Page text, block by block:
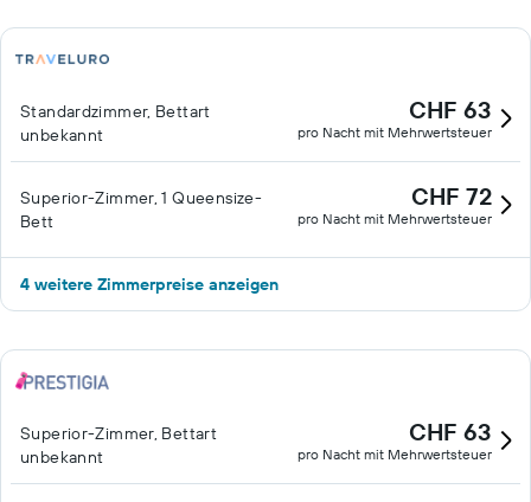
Standardzimmer, Bettart
unbekannt
CHF 63
pro Nacht mit Mehrwertsteuer
Superior-Zimmer, 1 Queensize-
Bett
CHF 72
pro Nacht mit Mehrwertsteuer
4 weitere Zimmerpreise anzeigen
Superior-Zimmer, Bettart
unbekannt
CHF 63
pro Nacht mit Mehrwertsteuer